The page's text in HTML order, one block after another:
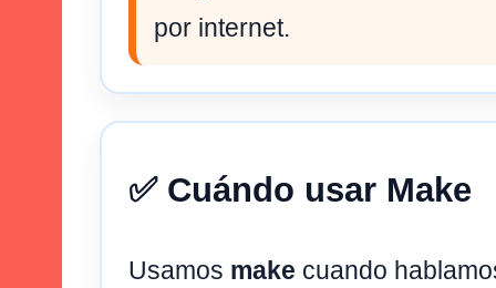
por internet.
✅ Cuándo usar Make
Usamos make cuando